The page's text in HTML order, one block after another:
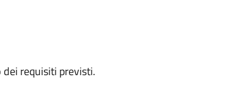
requisiti previsti.